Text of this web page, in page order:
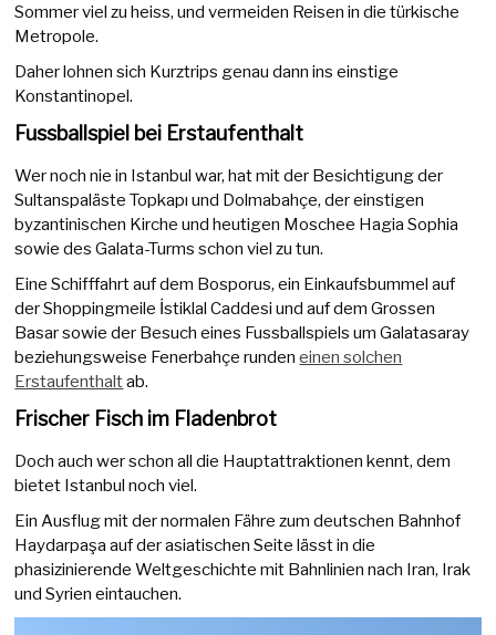
Sommer viel zu heiss, und vermeiden Reisen in die türkische
Metropole.
Daher lohnen sich Kurztrips genau dann ins einstige
Konstantinopel.
Fussballspiel bei Erstaufenthalt
Wer noch nie in Istanbul war, hat mit der Besichtigung der
Sultanspaläste Topkapı und Dolmabahçe, der einstigen
byzantinischen Kirche und heutigen Moschee Hagia Sophia
sowie des Galata-Turms schon viel zu tun.
Eine Schifffahrt auf dem Bosporus, ein Einkaufsbummel auf
der Shoppingmeile İstiklal Caddesi und auf dem Grossen
Basar sowie der Besuch eines Fussballspiels um Galatasaray
beziehungsweise Fenerbahçe rundeneinen solchen
Erstaufenthaltab.
Frischer Fisch im Fladenbrot
Doch auch wer schon all die Hauptattraktionen kennt, dem
bietet Istanbul noch viel.
Ein Ausflug mit der normalen Fähre zum deutschen Bahnhof
Haydarpaşa auf der asiatischen Seite lässt in die
phasizinierende Weltgeschichte mit Bahnlinien nach Iran, Irak
und Syrien eintauchen.